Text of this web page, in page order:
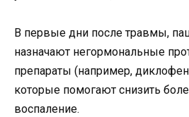
В первые дни после травмы,
назначают негормональные
препараты (например,
которые помогают снизить
воспаление.